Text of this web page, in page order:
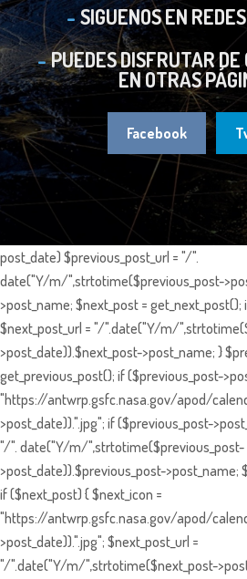
SIGUENOS EN
PUEDES DISFRUTAR DE
EN OTRAS
Facebook
post_date) $previous_post_url = "/".
date("Y/m/",strtotime($previous_post-
>post_name; $next_post =
$next_post_url = "/".date("Y/m/
>post_date)).$next_post->post_name; }
get_previous_post(); if ($previous_post-
"https://antwrp.gsfc.nasa.gov/apod/
>post_date)).".jpg"; if ($previous_post-
"/". date("Y/m/",strtotime($previous_post-
>post_date)).$previous_post->post_name;
if ($next_post) { $next_icon =
"https://antwrp.gsfc.nasa.gov/apod/
>post_date)).".jpg"; $next_post_url =
"/".date("Y/m/",strtotime($next_post-